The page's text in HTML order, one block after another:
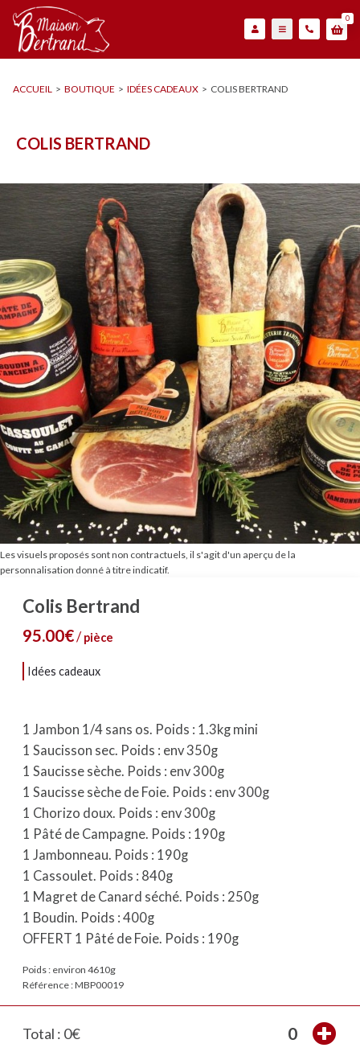
0
ACCUEIL > BOUTIQUE > IDÉES CADEAUX > COLIS BERTRAND
COLIS BERTRAND
Les visuels proposés sont non contractuels, il s'agit d'un aperçu de la
personnalisation donné à titre indicatif.
Colis Bertrand
95.00€/ pièce
idées cadeaux
1 Jambon 1/4 sans os. Poids : 1.3kg mini
1 Saucisson sec. Poids : env 350g
1 Saucisse sèche. Poids : env 300g
1 Saucisse sèche de Foie. Poids : env 300g
1 Chorizo doux. Poids : env 300g
1 Pâté de Campagne. Poids : 190g
1 Jambonneau. Poids : 190g
1 Cassoulet. Poids : 840g
1 Magret de Canard séché. Poids : 250g
1 Boudin. Poids : 400g
OFFERT 1 Pâté de Foie. Poids : 190g
Poids : environ 4610g
Référence : MBP00019
Total : 0€ 0